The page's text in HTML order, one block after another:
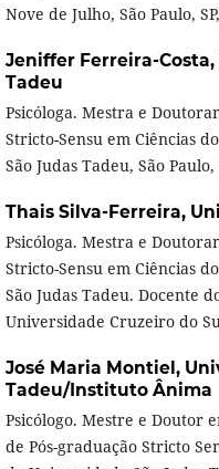
Nove de Julho, São Paulo,
Jeniffer Ferreira-Costa,
Tadeu
Psicóloga. Mestra e
Stricto-Sensu em Ciências
São Judas Tadeu, São Paulo,
Thais Silva-Ferreira,
Psicóloga. Mestra e
Stricto-Sensu em Ciências
São Judas Tadeu. Docente
Universidade Cruzeiro do
José Maria Montiel,
Tadeu/Instituto Ânima
Psicólogo. Mestre e Doutor
de Pós-graduação Stricto